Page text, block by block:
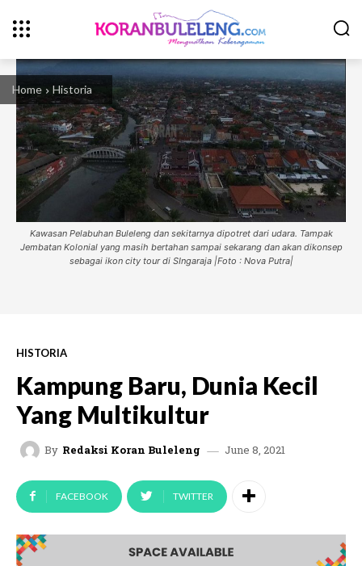
Home Historia
Kawasan Pelabuhan Buleleng dan sekitarnya dipotret dari udara. Tampak
Jembatan Kolonial yang masih bertahan sampai sekarang dan akan dikonsep
sebagai ikon city tour di SIngaraja |Foto : Nova Putra|
HISTORIA
Kampung Baru, Dunia Kecil
Yang Multikultur
By Redaksi Koran Buleleng June 8, 2021
FACEBOOK TWITTER